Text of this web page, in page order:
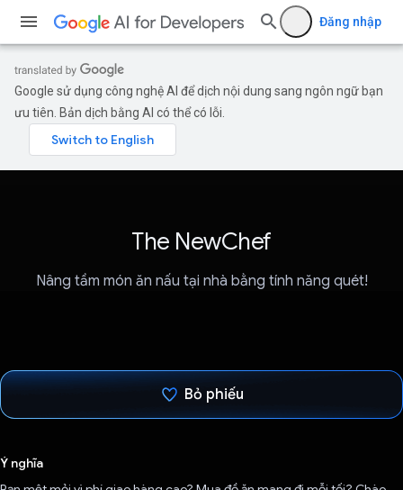
Đăng nhập
Google sử dụng công nghệ AI để dịch nội dung sang ngôn ngữ bạn
ưu tiên. Bản dịch bằng AI có thể có lỗi.
The NewChef
Nâng tầm món ăn nấu tại nhà bằng tính năng quét!
Bỏ phiếu
Ý nghĩa